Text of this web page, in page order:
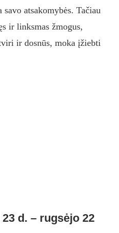
atsakomybės. Tačiau
ir linksmas žmogus,
ir dosnūs, moka įžiebti
d. – rugsėjo 22